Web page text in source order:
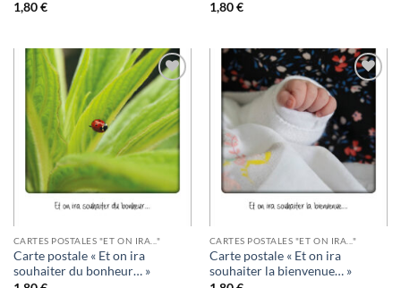
1,80€
1,80€
Ajouter
à la
wishlist
CARTES POSTALES "ET ON IRA..."
Carte postale « Et on ira
souhaiter du bonheur… »
Ajouter
à la
wishlist
CARTES POSTALES "ET ON IRA..."
Carte postale « Et on ira
souhaiter la bienvenue… »